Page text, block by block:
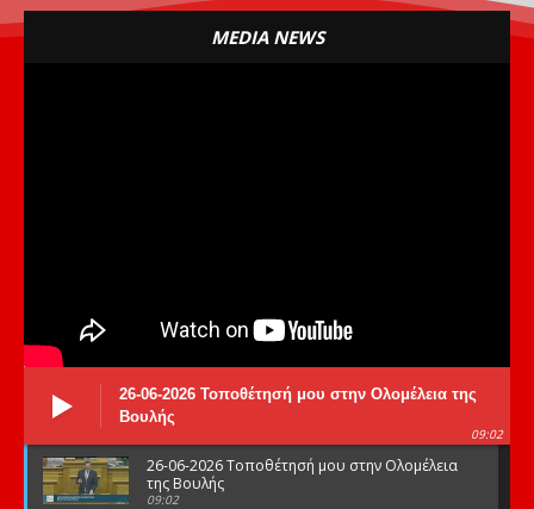
MEDIA NEWS
26-06-2026 Τοποθέτησή μου στην Ολομέλεια της
Βουλής
09:02
26-06-2026 Τοποθέτησή μου στην Ολομέλεια
της Βουλής
09:02